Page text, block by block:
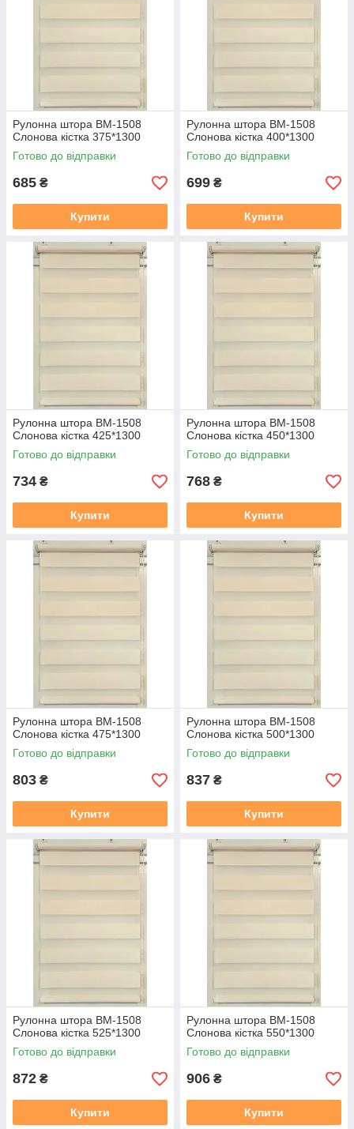
Рулонна штора ВМ-1508
Слонова кiстка 375*1300
Готово до відправки
685 ₴
Купити
Рулонна штора ВМ-1508
Слонова кiстка 400*1300
Готово до відправки
699 ₴
Купити
Рулонна штора ВМ-1508
Слонова кiстка 425*1300
Готово до відправки
734 ₴
Купити
Рулонна штора ВМ-1508
Слонова кiстка 450*1300
Готово до відправки
768 ₴
Купити
Рулонна штора ВМ-1508
Слонова кiстка 475*1300
Готово до відправки
803 ₴
Купити
Рулонна штора ВМ-1508
Слонова кiстка 500*1300
Готово до відправки
837 ₴
Купити
Рулонна штора ВМ-1508
Слонова кiстка 525*1300
Готово до відправки
872 ₴
Купити
Рулонна штора ВМ-1508
Слонова кiстка 550*1300
Готово до відправки
906 ₴
Купити